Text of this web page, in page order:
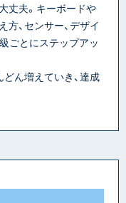
丈夫。キーボードや
、センサー、デザイ
級ごとにステップアッ
ん増えていき、達成